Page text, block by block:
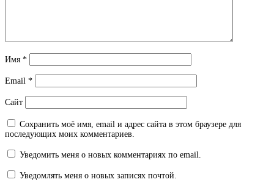
Имя *
Email *
Сайт
Сохранить моё имя, email и адрес сайта в этом браузере для
последующих моих комментариев.
Уведомить меня о новых комментариях по email.
Уведомлять меня о новых записях почтой.